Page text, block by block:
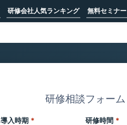
研修会社人気ランキング 無料セミナー
研修相談フォーム
導入時期 * 研修時間 *